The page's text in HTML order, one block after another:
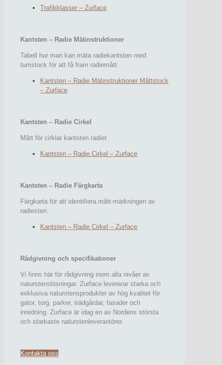
Trafikklasser – Zurface
Kantsten – Radie Mätinstruktioner
Tabell hur man kan mäta radiekantsten med
tumstock för att få fram radiemått.
Kantsten – Radie Mätinstruktioner Måttstock
– Zurface
Kantsten – Radie Cirkel
Mått för cirklar kantsten radier.
Kantsten – Radie Cirkel – Zurface
Kantsten – Radie Färgkarta
Färgkarta för att identifiera mått-märkningen av
radiesten.
Kantsten – Radie Cirkel – Zurface
Rådgivning och specifikationer
Vi finns här för rådgivning inom alla nivåer av
naturstenslösningar. Zurface levererar starka och
exklusiva naturstensprodukter av hög kvalitet för
gator, torg, parker, trädgårdar, fasader och
inredning. Zurface är idag en av Nordens största
och starkaste naturstenleverantörer.
Kontakta oss